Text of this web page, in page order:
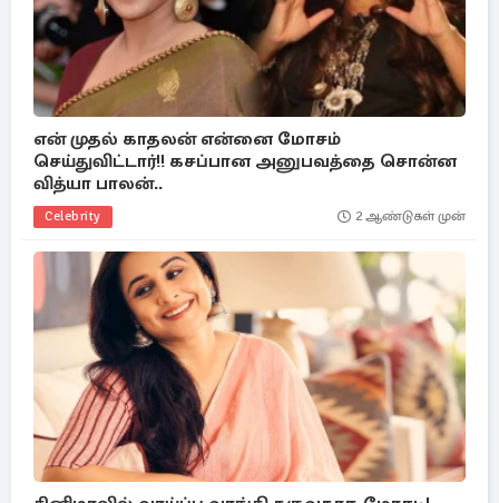
என் முதல் காதலன் என்னை மோசம்
செய்துவிட்டார்!! கசப்பான அனுபவத்தை சொன்ன
வித்யா பாலன்..
Celebrity 2 ஆண்டுகள் முன்